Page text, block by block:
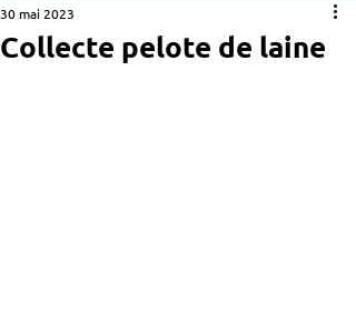
Collecte pelote de laine
30 mai 2023